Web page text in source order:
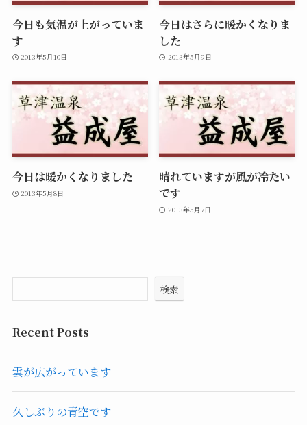
今日も気温が上がっていま
す
2013年5月10日
今日はさらに暖かくなりま
した
2013年5月9日
今日は暖かくなりました
2013年5月8日
晴れていますが風が冷たい
です
2013年5月7日
検索
Recent Posts
雲が広がっています
久しぶりの青空です